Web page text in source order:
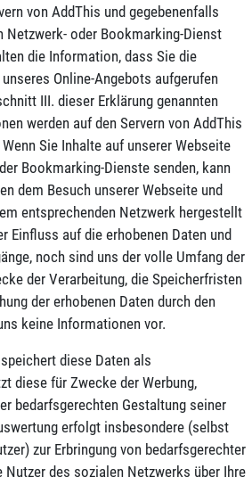
von AddThis und gegebenenfalls
Netzwerk- oder Bookmarking-Dienst
die Information, dass Sie die
Online-Angebots aufgerufen
III. dieser Erklärung genannten
werden auf den Servern von AddThis
Sie Inhalte auf unserer Webseite
Bookmarking-Dienste senden, kann
dem Besuch unserer Webseite und
entsprechenden Netzwerk hergestellt
Einfluss auf die erhobenen Daten und
noch sind uns der volle Umfang der
der Verarbeitung, die Speicherfristen
der erhobenen Daten durch den
keine Informationen vor.
diese Daten als
diese für Zwecke der Werbung,
bedarfsgerechten Gestaltung seiner
erfolgt insbesondere (selbst
zur Erbringung von bedarfsgerechter
Nutzer des sozialen Netzwerks über Ihre